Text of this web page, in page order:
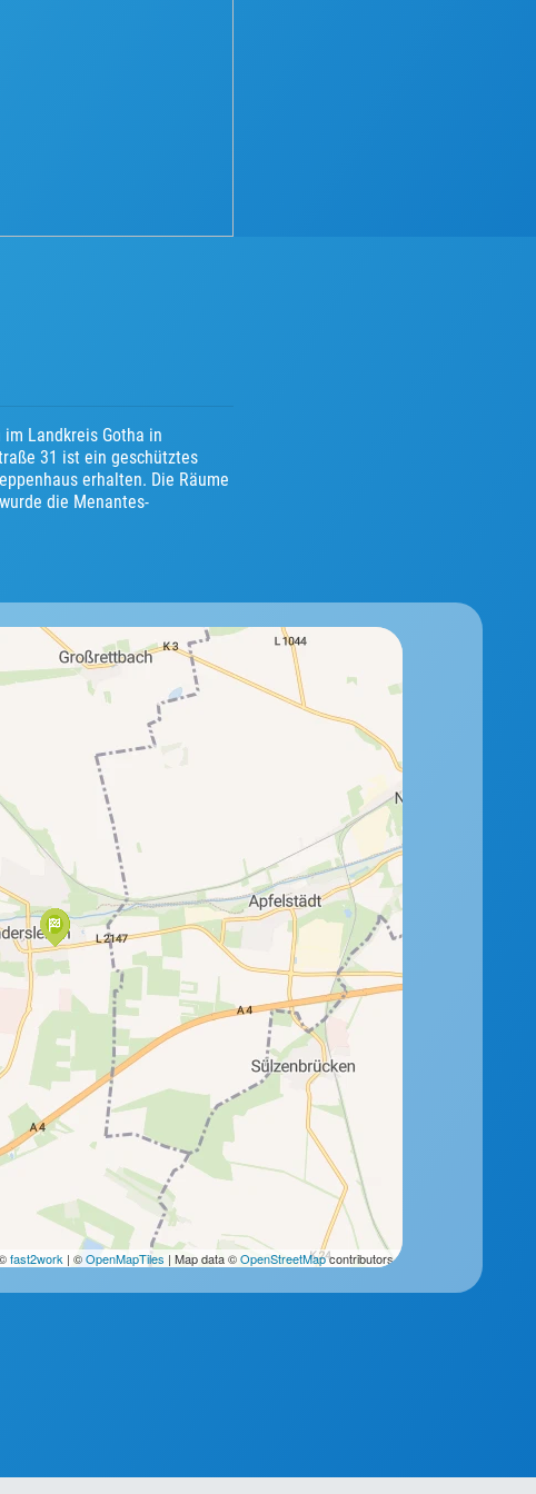
Landkreis Gotha in
31 ist ein geschütztes
erhalten. Die Räume
die Menantes-
fast2work | ©OpenMapTiles | Map data ©OpenStreetMapcontributors.